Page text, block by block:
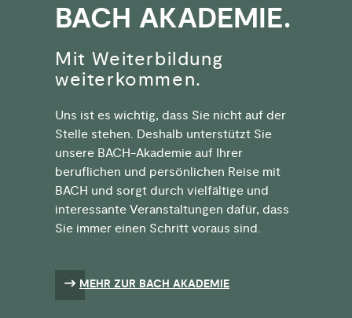
BACH AKADEMIE.
Mit Weiterbildung
weiterkommen.
Uns ist es wichtig, dass Sie nicht auf der
Stelle stehen. Deshalb unterstützt Sie
unsere BACH-Akademie auf Ihrer
beruflichen und persönlichen Reise mit
BACH und sorgt durch vielfältige und
interessante Veranstaltungen dafür, dass
Sie immer einen Schritt voraus sind.
MEHR ZUR BACH AKADEMIE